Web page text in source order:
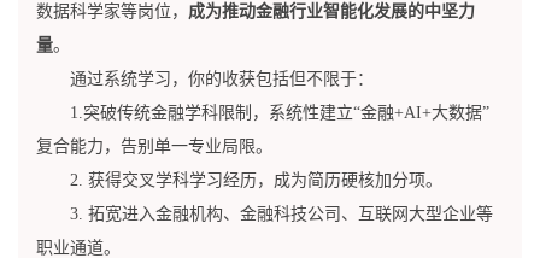
数据科学家等岗位， 成为推动金融行业智能化发展的中坚力
量。
通过系统学习，你的收获包括但不限于：
1.突破传统金融学科限制，系统性建立“金融+AI+大数据”
复合能力，告别单一专业局限。
2. 获得交叉学科学习经历，成为简历硬核加分项。
3. 拓宽进入金融机构、金融科技公司、互联网大型企业等
职业通道。